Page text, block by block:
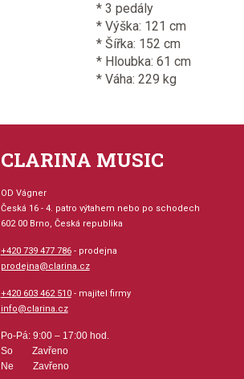
* 3 pedály
* Výška: 121 cm
* Šířka: 152 cm
* Hloubka: 61 cm
* Váha: 229 kg
CLARINA MUSIC
OD Vágner
Česká 16 - 4. patro výtahem nebo po schodech
602 00 Brno, Česká republika
+420 739 477 786- prodejna
prodejna@clarina.cz
+420 603 462 510- majitel firmy
info@clarina.cz
Po-Pá: 9:00 – 17:00 hod.
So Zavřeno
Ne Zavřeno